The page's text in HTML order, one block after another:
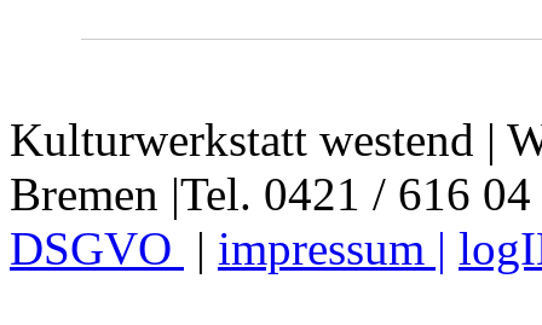
Kulturwerkstatt westend |
Bremen |Tel. 0421 / 616
DSGVO | impressum |